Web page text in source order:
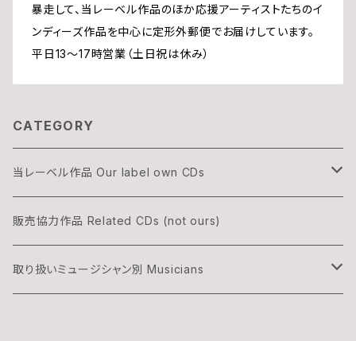
暴走して、当レーベル作品のほか応援アーティストたちのイ
ンディーズ作品を中心に定形外郵便でお届けしています。
平日13〜17時営業（土日祝は休み）
CATEGORY
当レーベル作品 Our label own CDs
DOGON
THREE & ONLY
販売協力作品 Related CDs (not ours)
取り扱いミュージシャン別 Musicians